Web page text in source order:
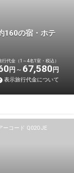
の宿・ホテ
代金（1～4名1室・税込）
円 67,580 円
表示旅行代金について
ーコード Q02OJE